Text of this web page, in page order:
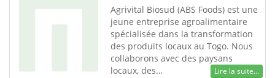
Agrivital Biosud (ABS Foods) est une
jeune entreprise agroalimentaire
spécialisée dans la transformation
des produits locaux au Togo. Nous
collaborons avec des paysans
locaux, des…
Lire la suite...